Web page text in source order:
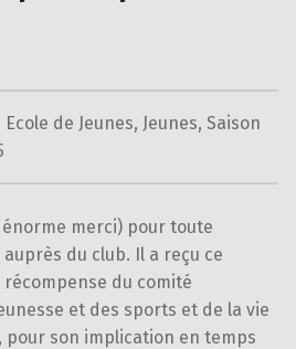
Ecole de Jeunes, Jeunes, Saison
merci) pour toute
du club. Il a reçu ce
du comité
et des sports et de la vie
pour son implication en temps